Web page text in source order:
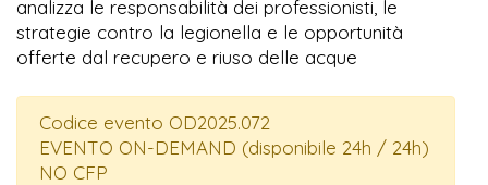
analizza le responsabilità dei professionisti, le
strategie contro la legionella e le opportunità
offerte dal recupero e riuso delle acque
Codice evento OD2025.072
EVENTO ON-DEMAND (disponibile 24h / 24h)
NO CFP